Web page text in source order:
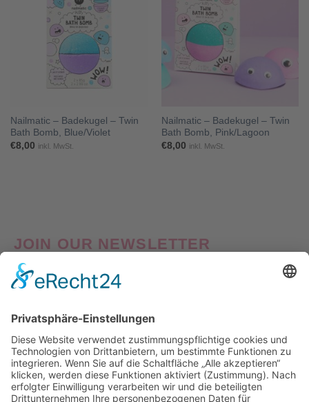
Nailmatic – Badekugel – Twin
Bath Bomb, Blue/Violet
€8,00 inkl. MwSt.
Nailmatic – Badekugel – Twin
Bath Bomb, Pink/Lagoon
€8,00 inkl. MwSt.
JOIN OUR NEWSLETTER
Good things come to those who Sign Up! Verpasse also
keine Neuheiten oder Aktionen! Abonniere jetzt unseren
Nach Klick auf den Button "Registrieren" gelangen Sie auf die Website von Mailchimp.
Dabei wird u.a. die eingetragene Email-Adresse an Mailchimp übertragen. Nährere
Informationen dazu finden Sie auch in unsererDatenschutzerklärung.